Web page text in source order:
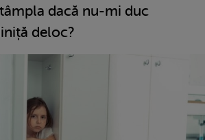
dacă nu-mi duc
deloc?